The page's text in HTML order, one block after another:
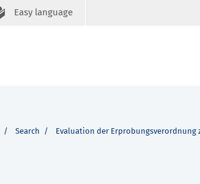
Easy language
Search Evaluation der Erprobungsverordnung